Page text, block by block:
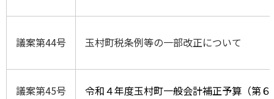
議案第44号 玉村町税条例等の一部改正について
議案第45号 令和４年度玉村町一般会計補正予算（第６